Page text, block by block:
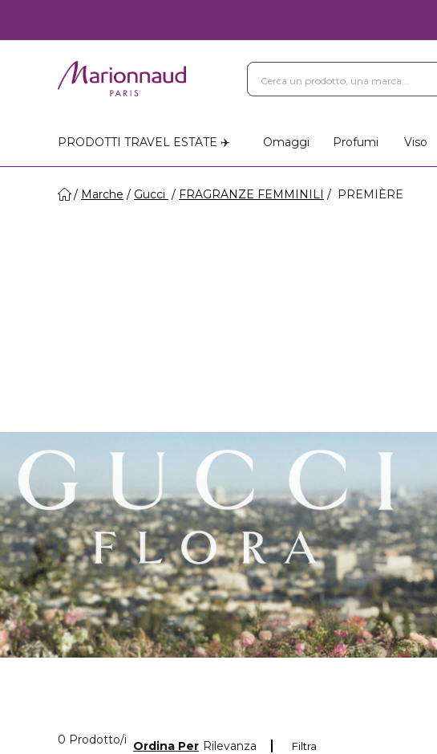
PRODOTTI TRAVEL ESTATE ✈️ Omaggi Profumi Viso
Marche Gucci FRAGRANZE FEMMINILI PREMIÈRE
0 Prodotto/i 0 Prodotti visualizzati Filtra
Ordina Per Rilevanza